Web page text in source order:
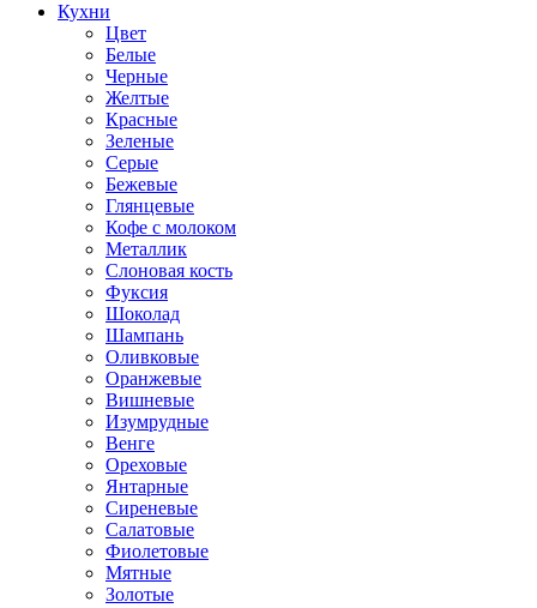
Кухни
Цвет
Белые
Черные
Желтые
Красные
Зеленые
Серые
Бежевые
Глянцевые
Кофе с молоком
Металлик
Слоновая кость
Фуксия
Шоколад
Шампань
Оливковые
Оранжевые
Вишневые
Изумрудные
Венге
Ореховые
Янтарные
Сиреневые
Салатовые
Фиолетовые
Мятные
Золотые